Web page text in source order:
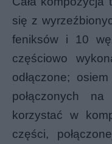
się z
feniksów i 10
częściowo
odłączone;
połączonych
korzystać w
części,